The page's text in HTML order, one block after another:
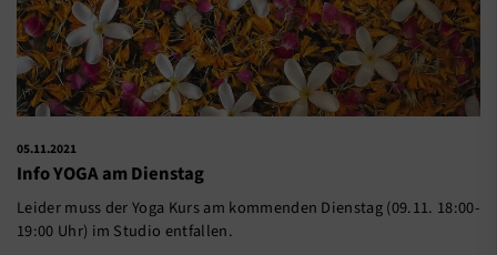
05.11.2021
Info YOGA am Dienstag
Leider muss der Yoga Kurs am kommenden Dienstag (09.11. 18:00-
19:00 Uhr) im Studio entfallen.